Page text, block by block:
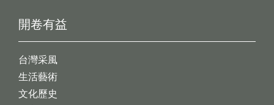
開卷有益
台灣采風
生活藝術
文化歷史